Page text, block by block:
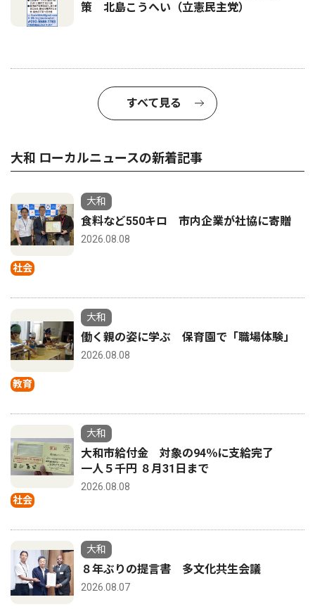
策 北島こうへい（立憲民主党）
すべて見る
大和 ローカルニュースの新着記事
社会
大和
食料など550キロ 市内企業が社協に寄贈
2026.08.08
教育
大和
働く親の姿に学ぶ 保育園で「職場体験」
2026.08.08
社会
大和
大和市給付金 対象の94％に支給完了
一人５千円 ８月31日まで
2026.08.08
大和
８年ぶりの提言書 多文化共生会議
2026.08.07